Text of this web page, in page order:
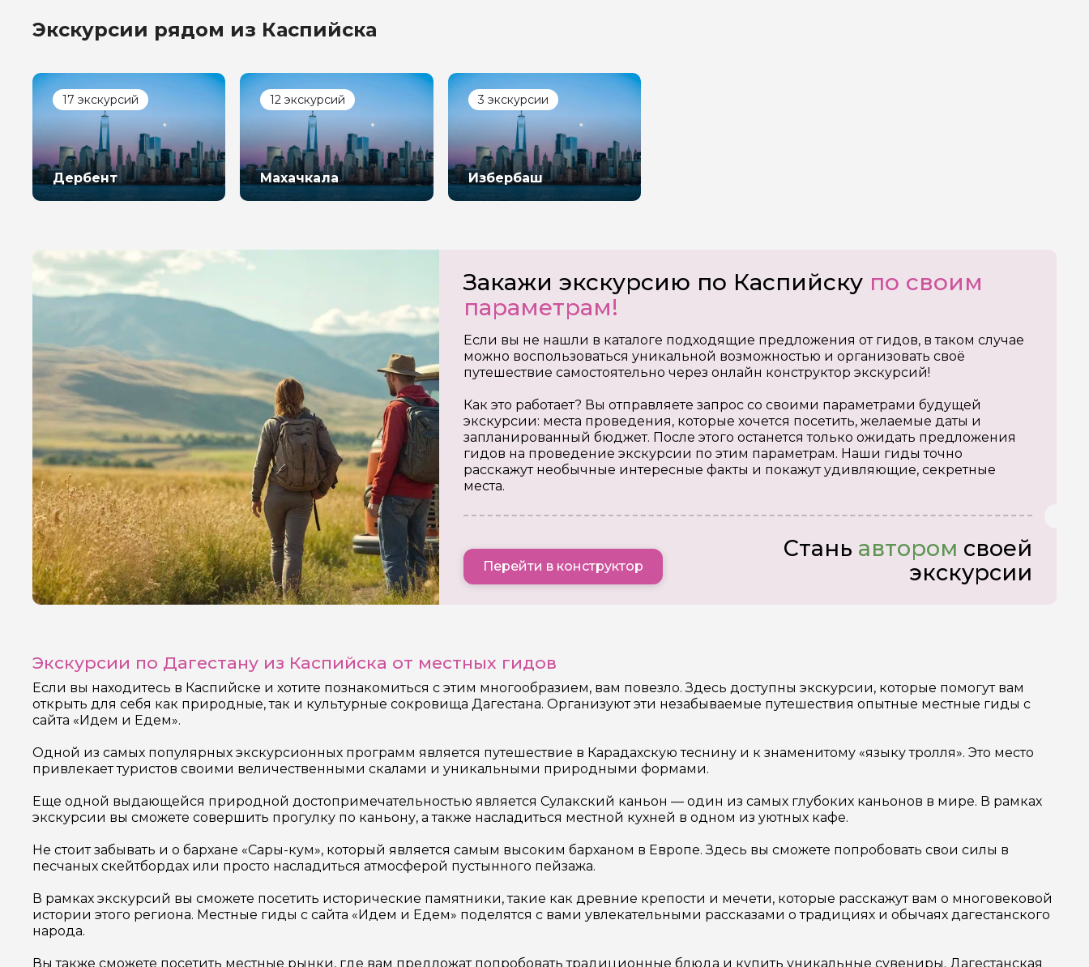
Экскурсии рядом из Каспийска
17 экскурсий
Дербент
12 экскурсий
Махачкала
3 экскурсии
Избербаш
Закажи экскурсию по Каспийску по своим
параметрам!
Если вы не нашли в каталоге подходящие предложения от гидов, в таком случае
можно воспользоваться уникальной возможностью и организовать своё
путешествие самостоятельно через онлайн конструктор экскурсий!
Как это работает? Вы отправляете запрос со своими параметрами будущей
экскурсии: места проведения, которые хочется посетить, желаемые даты и
запланированный бюджет. После этого останется только ожидать предложения
гидов на проведение экскурсии по этим параметрам. Наши гиды точно
расскажут необычные интересные факты и покажут удивляющие, секретные
места.
Перейти в конструктор
Стань автором своей
экскурсии
Экскурсии по Дагестану из Каспийска от местных гидов
Если вы находитесь в Каспийске и хотите познакомиться с этим многообразием, вам повезло. Здесь доступны экскурсии, которые помогут вам
открыть для себя как природные, так и культурные сокровища Дагестана. Организуют эти незабываемые путешествия опытные местные гиды с
сайта «Идем и Едем».
Одной из самых популярных экскурсионных программ является путешествие в Карадахскую теснину и к знаменитому «языку тролля». Это место
привлекает туристов своими величественными скалами и уникальными природными формами.
Еще одной выдающейся природной достопримечательностью является Сулакский каньон — один из самых глубоких каньонов в мире. В рамках
экскурсии вы сможете совершить прогулку по каньону, а также насладиться местной кухней в одном из уютных кафе.
Не стоит забывать и о бархане «Сары-кум», который является самым высоким барханом в Европе. Здесь вы сможете попробовать свои силы в
песчаных скейтбордах или просто насладиться атмосферой пустынного пейзажа.
В рамках экскурсий вы сможете посетить исторические памятники, такие как древние крепости и мечети, которые расскажут вам о многовековой
истории этого региона. Местные гиды с сайта «Идем и Едем» поделятся с вами увлекательными рассказами о традициях и обычаях дагестанского
народа.
Вы также сможете посетить местные рынки, где вам предложат попробовать традиционные блюда и купить уникальные сувениры. Дагестанская